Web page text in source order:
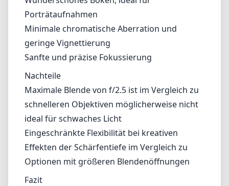
Effekten der Schärfentiefe im Vergleich zu
Optionen mit größeren Blendenöffnungen
Fazit
Zusammenfassend lässt sich sagen, dass die
Leica Summarit-M 75mm f/2.5 ein
vorbildliches Objektiv ist, das das Wesen von
Leicas Design und optischer Ingenieurskunst
einfängt. Mit ihrem kompakten Design und
der beeindruckenden Bildqualität ist sie eine
hervorragende Wahl für Fotografen, die
atemberaubende Porträts schaffen oder
Momente mit schöner Motivisolierung